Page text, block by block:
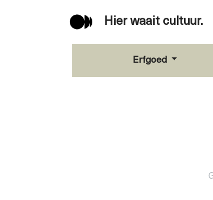
Hier waait cultuur.
Erfgoed